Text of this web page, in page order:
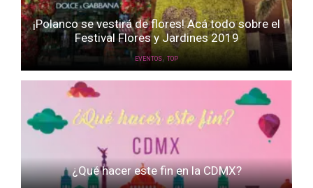
¡Polanco se vestirá de flores! Acá todo sobre el
Festival Flores y Jardines 2019
EVENTOS, TOP
¿Qué hacer este fin en la CDMX?